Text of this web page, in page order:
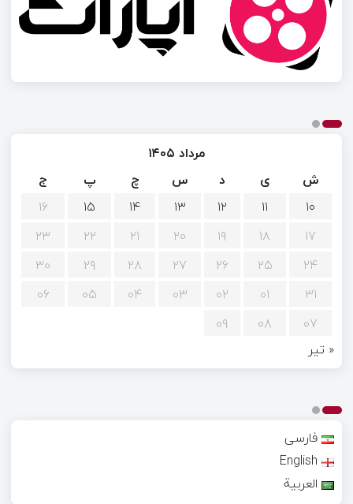
مرداد ۱۴۰۵
ش
ی د س چ پ
ج
۱۰
۱۱ ۱۲ ۱۳ ۱۴ ۱۵
۱۶
۱۷
۱۸ ۱۹ ۲۰ ۲۱ ۲۲
۲۳
۲۴
۲۵ ۲۶ ۲۷ ۲۸ ۲۹
۳۰
۳۱
۰۱ ۰۲ ۰۳ ۰۴ ۰۵
۰۶
۰۷
۰۸
۰۹
« تیر
فارسی
English
العربية